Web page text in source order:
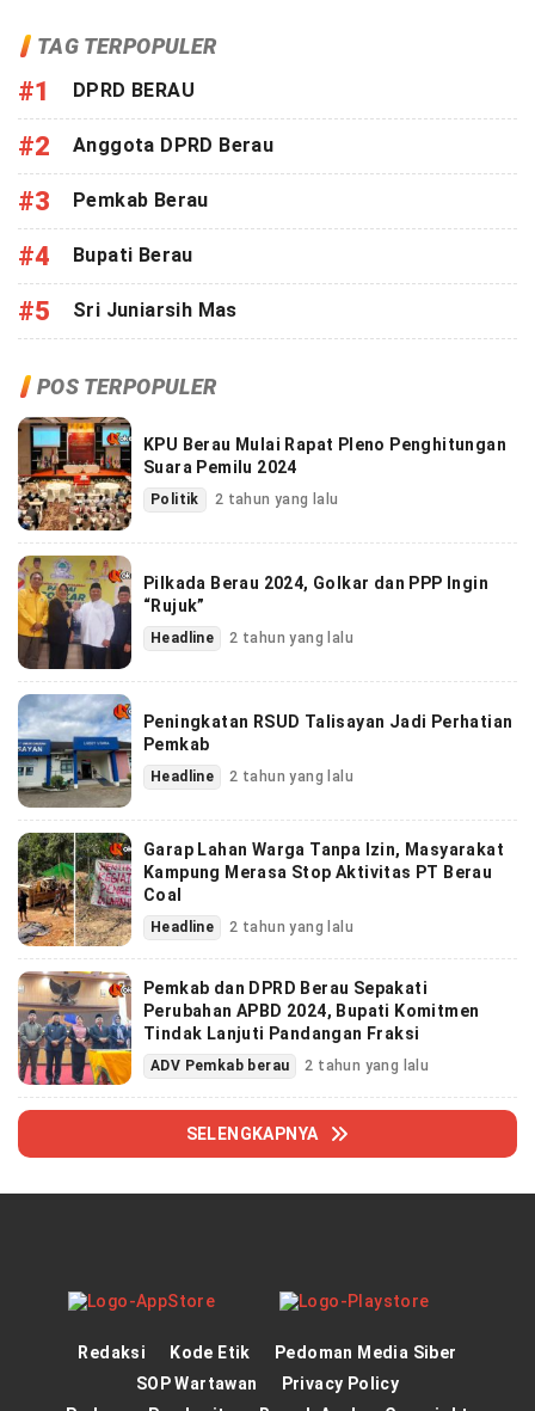
TAG TERPOPULER
#1 DPRD BERAU
#2 Anggota DPRD Berau
#3 Pemkab Berau
#4 Bupati Berau
#5 Sri Juniarsih Mas
POS TERPOPULER
KPU Berau Mulai Rapat Pleno Penghitungan
Suara Pemilu 2024
Politik 2 tahun yang lalu
Pilkada Berau 2024, Golkar dan PPP Ingin
“Rujuk”
Headline 2 tahun yang lalu
Peningkatan RSUD Talisayan Jadi Perhatian
Pemkab
Headline 2 tahun yang lalu
Garap Lahan Warga Tanpa Izin, Masyarakat
Kampung Merasa Stop Aktivitas PT Berau
Coal
Headline 2 tahun yang lalu
Pemkab dan DPRD Berau Sepakati
Perubahan APBD 2024, Bupati Komitmen
Tindak Lanjuti Pandangan Fraksi
ADV Pemkab berau 2 tahun yang lalu
SELENGKAPNYA
Redaksi Kode Etik
Pedoman Media Siber
SOP Wartawan
Privacy Policy